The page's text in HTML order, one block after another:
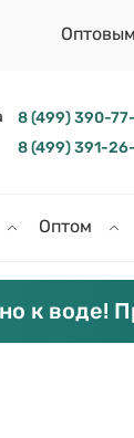
8 (499) 390-
8 (499) 391-
Оптом
к воде!